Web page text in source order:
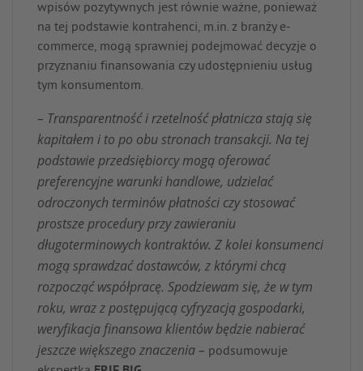
wpisów pozytywnych jest równie ważne, ponieważ
na tej podstawie kontrahenci, m.in. z branży e-
commerce, mogą sprawniej podejmować decyzje o
przyznaniu finansowania czy udostępnieniu usług
tym konsumentom.
– Transparentność i rzetelność płatnicza stają się
kapitałem i to po obu stronach transakcji. Na tej
podstawie przedsiębiorcy mogą oferować
preferencyjne warunki handlowe, udzielać
odroczonych terminów płatności czy stosować
prostsze procedury przy zawieraniu
długoterminowych kontraktów. Z kolei konsumenci
mogą sprawdzać dostawców, z którymi chcą
rozpocząć współpracę. Spodziewam się, że w tym
roku, wraz z postępującą cyfryzacją gospodarki,
weryfikacja finansowa klientów będzie nabierać
jeszcze większego znaczenia – podsumowuje